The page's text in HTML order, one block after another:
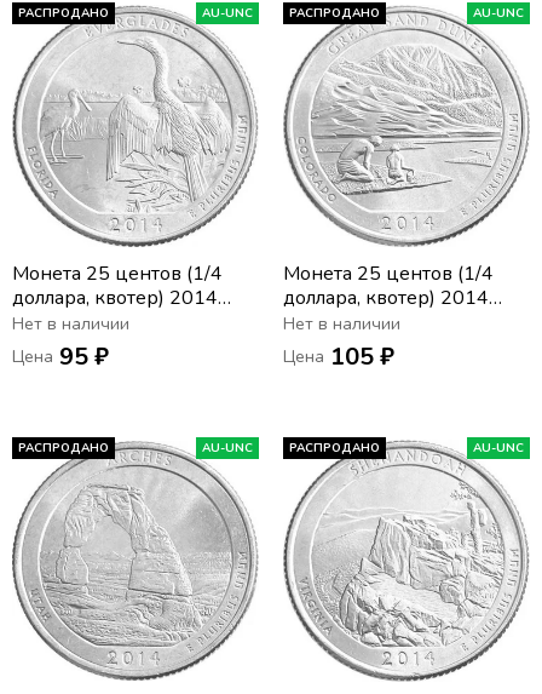
РАСПРОДАНО AU-UNC
Монета 25 центов (1/4
доллара, квотер) 2014
США «Национальный
парк Эверглейдс» (P) (25-
й парк)
Нет в наличии
Цена 95 ₽
РАСПРОДАНО AU-UNC
Монета 25 центов (1/4
доллара, квотер) 2014
США «Национальный
парк Грейт-Санд-Дьюнс»
(D) (24-й парк)
Нет в наличии
Цена 105 ₽
РАСПРОДАНО AU-UNC РАСПРОДАНО AU-UNC